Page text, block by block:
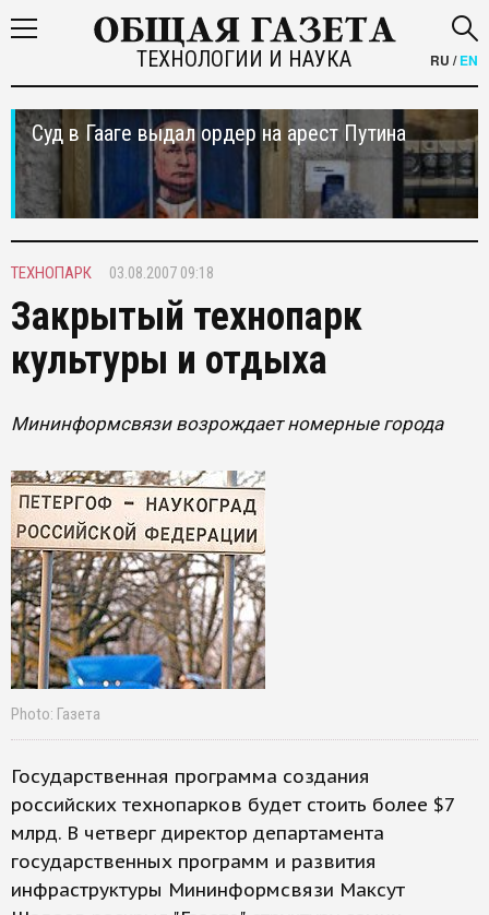
ТЕХНОЛОГИИ И НАУКА RU /EN
Суд в Гааге выдал ордер на арест Путина
ТЕХНОПАРК 03.08.2007 09:18
Закрытый технопарк
культуры и отдыха
Мининформсвязи возрождает номерные города
Photo: Газета
Государственная программа создания
российских технопарков будет стоить более $7
млрд. В четверг директор департамента
государственных программ и развития
инфраструктуры Мининформсвязи Максут